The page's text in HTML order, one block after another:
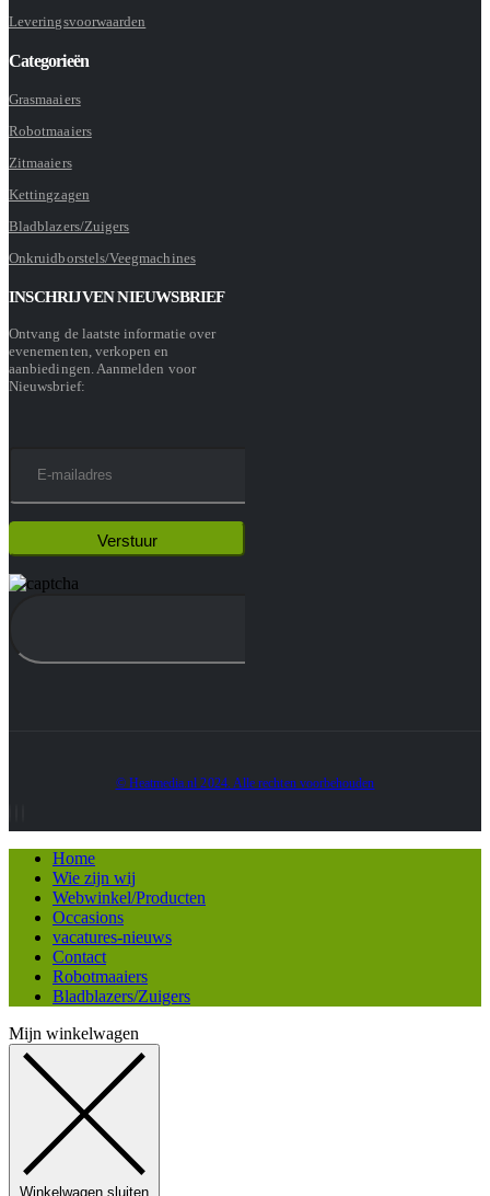
Leveringsvoorwaarden
Categorieën
Grasmaaiers
Robotmaaiers
Zitmaaiers
Kettingzagen
Bladblazers/Zuigers
Onkruidborstels/Veegmachines
INSCHRIJVEN NIEUWSBRIEF
Ontvang de laatste informatie over
evenementen, verkopen en
aanbiedingen. Aanmelden voor
Nieuwsbrief:
© Heatmedia.nl 2024. Alle rechten voorbehouden
Home
Wie zijn wij
Webwinkel/Producten
Occasions
vacatures-nieuws
Contact
Robotmaaiers
Bladblazers/Zuigers
Mijn winkelwagen
Winkelwagen sluiten